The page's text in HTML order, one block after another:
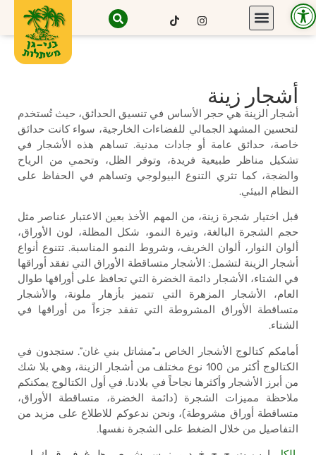
أشجار زينة
أشجار الزينة هي حجر الأساس في تنسيق الحدائق، حيث تُستخدم
لتحسين المشهد الجمالي للفضاءات الخارجية، سواء كانت حدائق
خاصة، حدائق عامة أو جادات مدنية. تساهم هذه الأشجار في
تشكيل مناظر طبيعية فريدة، وتوفر الظل، وتحمي من الرياح
والضجة، كما تثري التنوع البيولوجي وتساهم في الحفاظ على
النظام البيئي.
قبل اختيار شجرة زينة، من المهم الأخذ بعين الاعتبار عناصر مثل
حجم الشجرة البالغة، وتيرة النمو، شكل المظلة، لون الأوراق،
ألوان النوار، ألوان الخريف، وشروط النمو المناسبة. تتنوع أنواع
أشجار الزينة لتشمل: الأشجار متساقطة الأوراق التي تفقد أوراقها
في الشتاء، الأشجار دائمة الخضرة التي تحافظ على أوراقها طوال
العام، الأشجار المزهرة التي تتميز بأزهار ملونة، والأشجار
متساقطة الأوراق المشروطة التي تفقد جزءاً من أوراقها في
الشتاء.
أمامكم كتالوج الأشجار الخاص بـ”مشاتل بني غان”. ستجدون في
الكتالوج أكثر من 100 نوع مختلف من أشجار الزينة، وهي بلا شك
من أبرز الأشجار وأكثرها نجاحاً في بلادنا. في أول الكتالوج يمكنكم
ملاحظة مميزات الشجرة (دائمة الخضرة، متساقطة الأوراق،
متساقطة أوراق مشروطة)، ونحن ندعوكم للاطلاع على مزيد من
التفاصيل من خلال الضغط على الشجرة نفسها.